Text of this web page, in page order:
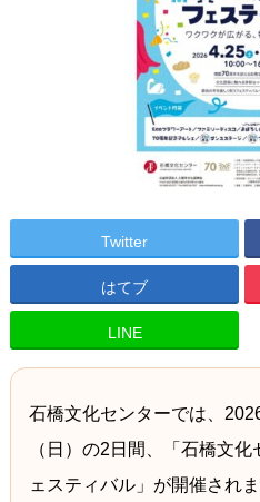
Twitter
はてブ
LINE
石橋文化センターでは、
（日）の2日間、「石橋文
ェスティバル」が開催されま